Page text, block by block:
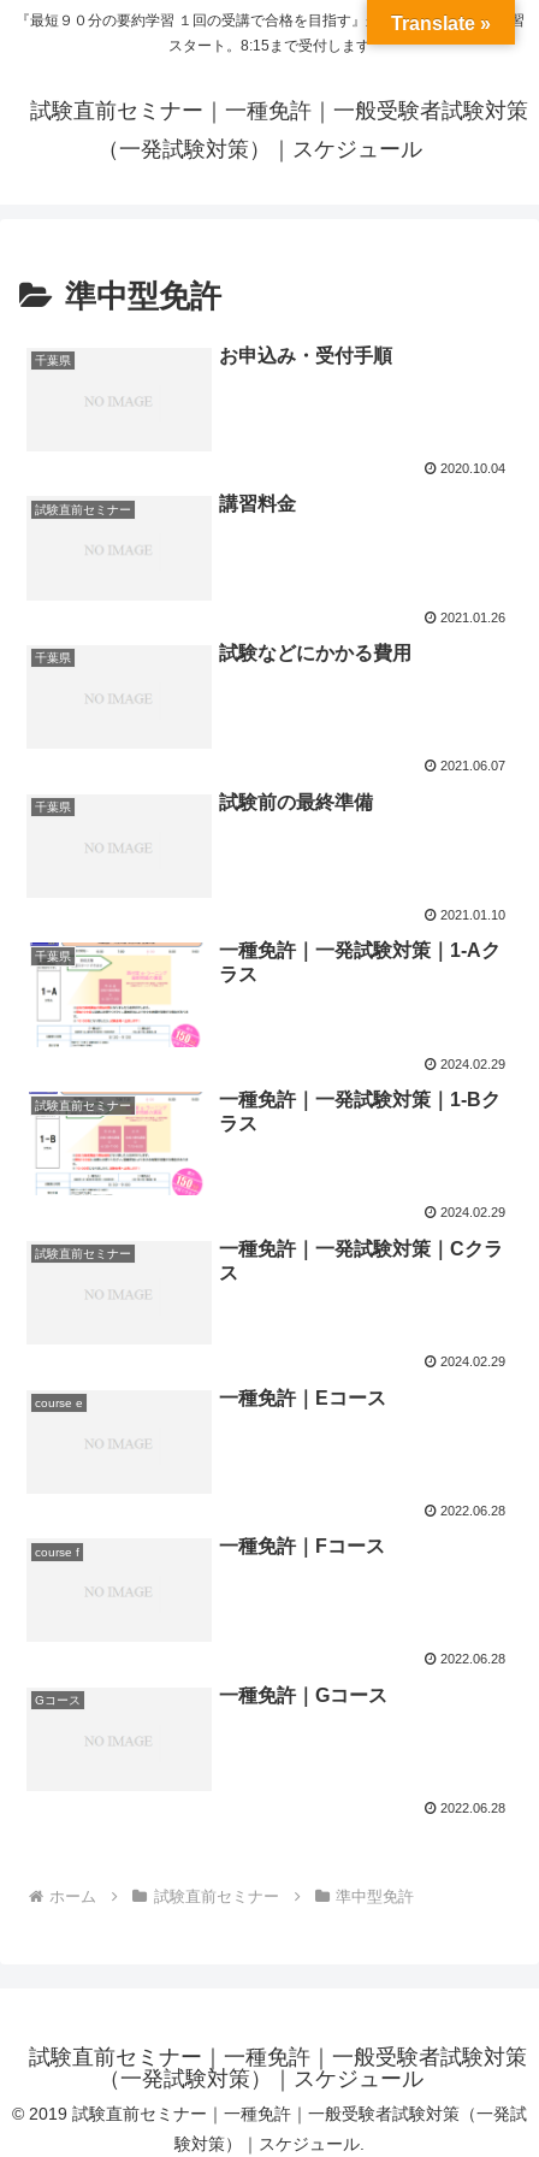
『最短９０分の要約学習 １回の受講で合格を目指す』来呼応した時間から学習
スタート。8:15まで受付します
試験直前セミナー｜一種免許｜一般受験者試験対策
（一発試験対策）｜スケジュール
準中型免許
千葉県 お申込み・受付手順
2020.10.04
試験直前セミナー 講習料金
2021.01.26
千葉県 試験などにかかる費用
2021.06.07
千葉県 試験前の最終準備
2021.01.10
千葉県
一種免許｜一発試験対策｜1-Aク
ラス
2024.02.29
試験直前セミナー
一種免許｜一発試験対策｜1-Bク
ラス
2024.02.29
試験直前セミナー
一種免許｜一発試験対策｜Cクラ
ス
2024.02.29
course e 一種免許｜Eコース
2022.06.28
course f 一種免許｜Fコース
2022.06.28
Gコース 一種免許｜Gコース
2022.06.28
ホーム 試験直前セミナー 準中型免許
試験直前セミナー｜一種免許｜一般受験者試験対策
（一発試験対策）｜スケジュール
© 2019 試験直前セミナー｜一種免許｜一般受験者試験対策（一発試
験対策）｜スケジュール.
Translate »